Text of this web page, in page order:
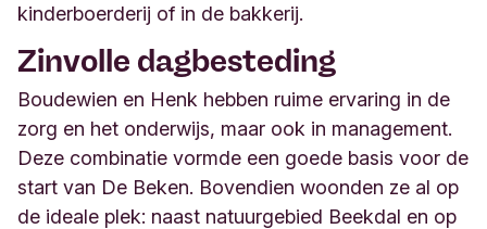
kinderboerderij of in de bakkerij.
Zinvolle dagbesteding
Boudewien en Henk hebben ruime ervaring in de
zorg en het onderwijs, maar ook in management.
Deze combinatie vormde een goede basis voor de
start van De Beken. Bovendien woonden ze al op
de ideale plek: naast natuurgebied Beekdal en op